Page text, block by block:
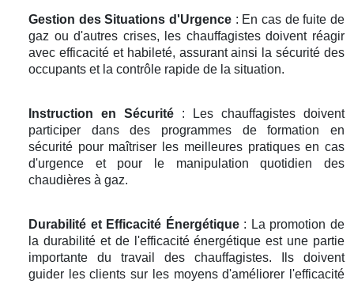
Gestion des Situations d'Urgence : En cas de fuite de
gaz ou d'autres crises, les chauffagistes doivent réagir
avec efficacité et habileté, assurant ainsi la sécurité des
occupants et la contrôle rapide de la situation.
Instruction en Sécurité : Les chauffagistes doivent
participer dans des programmes de formation en
sécurité pour maîtriser les meilleures pratiques en cas
d'urgence et pour le manipulation quotidien des
chaudières à gaz.
Durabilité et Efficacité Énergétique: La promotion de
la durabilité et de l'efficacité énergétique est une partie
importante du travail des chauffagistes. Ils doivent
guider les clients sur les moyens d'améliorer l'efficacité